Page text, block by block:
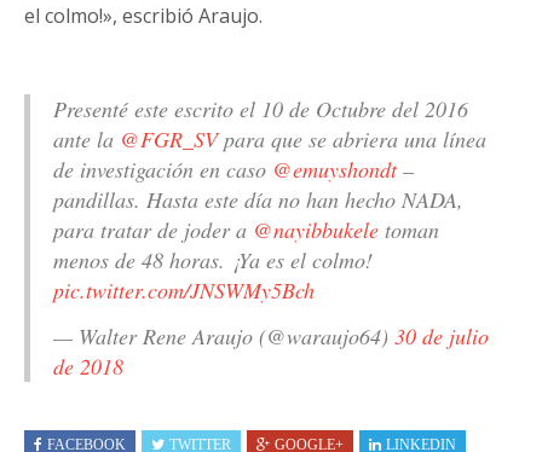
el colmo!», escribió Araujo.
Presenté este escrito el 10 de Octubre del 2016
ante la ⁦ @FGR_SV⁩ para que se abriera una línea
de investigación en caso ⁦ @emuyshondt⁩ –
pandillas. Hasta este día no han hecho NADA,
para tratar de joder a ⁦ @nayibbukele ⁩ toman
menos de 48 horas. ¡Ya es el colmo!
pic.twitter.com/JNSWMy5Bch
— Walter Rene Araujo (@waraujo64) 30 de julio
de 2018
FACEBOOK TWITTER GOOGLE+ LINKEDIN